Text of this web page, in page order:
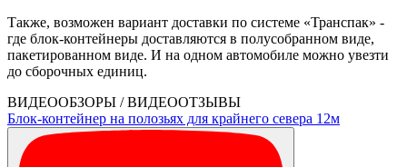
Также, возможен вариант доставки по системе «Транспак» -
где блок-контейнеры доставляются в полусобранном виде,
пакетированном виде. И на одном автомобиле можно увезти
до сборочных единиц.
ВИДЕООБЗОРЫ / ВИДЕООТЗЫВЫ
Блок-контейнер на полозьях для крайнего севера 12м